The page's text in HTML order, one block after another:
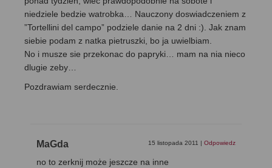
niedziele bedzie watrobka… Nauczony doswiadczeniem z
”Tortellini del campo” podziele danie na 2 dni :). Jak znam
siebie podam z natka pietruszki, bo ja uwielbiam.
No i musze sie przekonac do papryki… mam na nia nieco
dlugie zeby…
Pozdrawiam serdecznie.
MaGda 15 listopada 2011 Odpowiedz
no to zerknij może jeszcze na inne